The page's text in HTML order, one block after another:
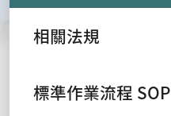
相關法規
標準作業流程 SOP